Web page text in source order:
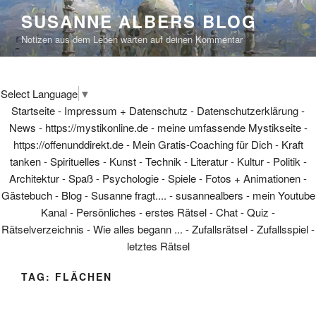
Skip
to
content
SUSANNE ALBERS BLOG
Notizen aus dem Leben warten auf deinen Kommentar
Select Language ▼
Startseite- Impressum + Datenschutz - Datenschutzerklärung-
News - https://mystikonline.de - meine umfassende Mystikseite-
https://offenunddirekt.de - Mein Gratis-Coaching für Dich- Kraft
tanken-Spirituelles - Kunst-Technik - Literatur- Kultur- Politik -
Architektur-Spaß- Psychologie-Spiele- Fotos + Animationen-
Gästebuch- Blog-Susanne fragt.... -susannealbers - mein Youtube
Kanal- Persönliches -erstes Rätsel-Chat-Quiz -
Rätselverzeichnis -Wie alles begann ... -Zufallsrätsel-Zufallsspiel-
letztes Rätsel
TAG: FLÄCHEN